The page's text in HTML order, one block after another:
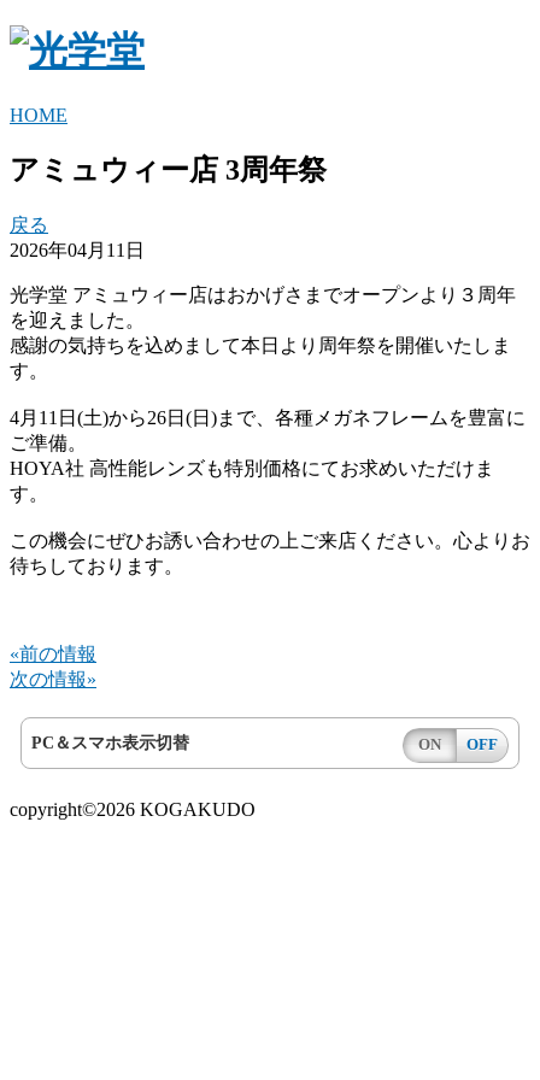
HOME
アミュウィー店 3周年祭
戻る
2026年04月11日
光学堂 アミュウィー店はおかげさまでオープンより３周年
を迎えました。
感謝の気持ちを込めまして本日より周年祭を開催いたしま
す。
4月11日(土)から26日(日)まで、各種メガネフレームを豊富に
ご準備。
HOYA社 高性能レンズも特別価格にてお求めいただけま
す。
この機会にぜひお誘い合わせの上ご来店ください。心よりお
待ちしております。
«前の情報
次の情報»
PC＆スマホ表示切替 ON OFF
copyright©2026 KOGAKUDO